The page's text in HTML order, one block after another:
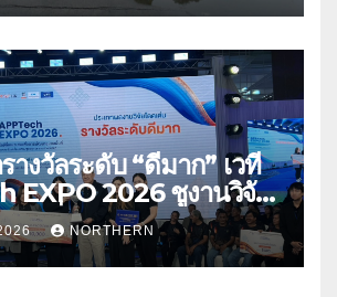
างวัลระดับ “ดีมาก” เวที
EXPO 2026 ชูงานวิจัย
เคลื่อนนวัตกรรมสู่เชิง
NORTHERN